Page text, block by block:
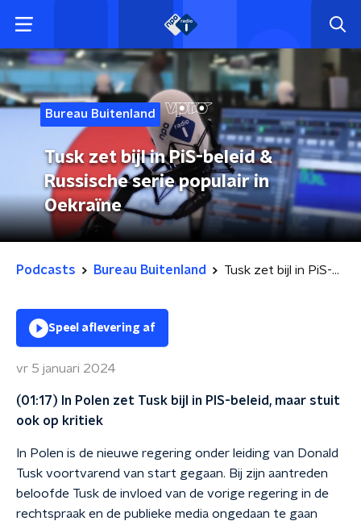
Bureau Buitenland
Tusk zet bijl in PiS-beleid &
Russische serie populair in
Oekraïne
Podcasts Bureau Buitenland Tusk zet bijl in PiS-beleid & Russische serie populair in Oekraïne
Speel aflevering af
vr 5 januari 2024
(01:17) In Polen zet Tusk bijl in PIS-beleid, maar stuit
ook op kritiek
In Polen is de nieuwe regering onder leiding van Donald
Tusk voortvarend van start gegaan. Bij zijn aantreden
beloofde Tusk de invloed van de vorige regering in de
rechtspraak en de publieke media ongedaan te gaan